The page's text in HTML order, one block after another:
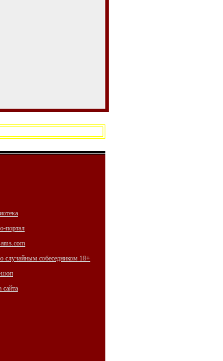
портал
случайным собеседником 18+
шоп
сайта